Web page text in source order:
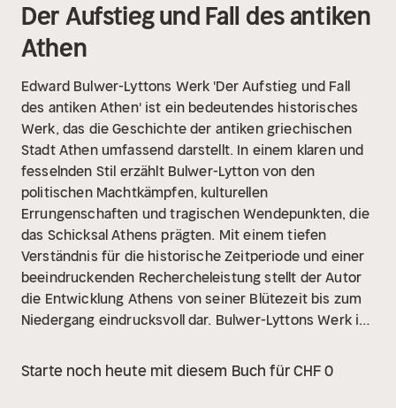
Der Aufstieg und Fall des antiken
Athen
Edward Bulwer-Lyttons Werk 'Der Aufstieg und Fall
des antiken Athen' ist ein bedeutendes historisches
Werk, das die Geschichte der antiken griechischen
Stadt Athen umfassend darstellt. In einem klaren und
fesselnden Stil erzählt Bulwer-Lytton von den
politischen Machtkämpfen, kulturellen
Errungenschaften und tragischen Wendepunkten, die
das Schicksal Athens prägten. Mit einem tiefen
Verständnis für die historische Zeitperiode und einer
beeindruckenden Rechercheleistung stellt der Autor
die Entwicklung Athens von seiner Blütezeit bis zum
Niedergang eindrucksvoll dar. Bulwer-Lyttons Werk ist
eine literarische Meisterleistung, die den Leser in die
Starte noch heute mit diesem Buch für CHF 0